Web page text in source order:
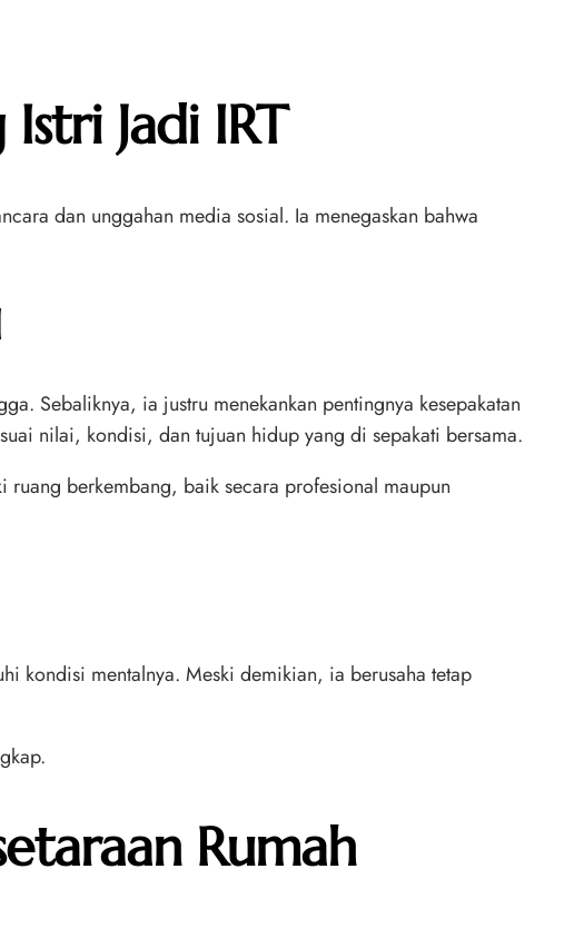
Jadi IRT
dan unggahan media sosial. Ia menegaskan bahwa
Sebaliknya, ia justru menekankan pentingnya kesepakatan
nilai, kondisi, dan tujuan hidup yang di sepakati bersama.
berkembang, baik secara profesional maupun
kondisi mentalnya. Meski demikian, ia berusaha tetap
Rumah